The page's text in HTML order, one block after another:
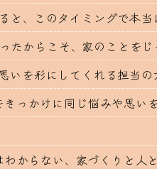
と、このタイミングで本当
たからこそ、家のことをじ
いを形にしてくれる担当の
っかけに同じ悩みや思い
からない、家づくりと人